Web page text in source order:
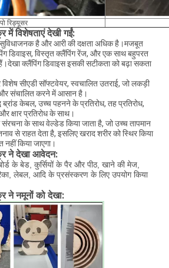
रिड्यूसर
में विशेषताएं देखी गईं:
है और आरी की दक्षता अधिक है।मजबूत
डिवाइस, विस्तृत क्लैंपिंग रेंज, और एक साथ बहुपरत
क्लैंपिंग डिवाइस इसकी सटीकता को बढ़ा सकता
सीएडी सॉफ्टवेयर, स्वचालित उतराई, जो लकड़ी
संचालित करने में आसान है।
केबल, उच्च पहनने के प्रतिरोध, तह प्रतिरोध,
क्षार प्रतिरोध के साथ।
के साथ वेल्डेड किया जाता है, जो उच्च तापमान
से राहत देता है, इसलिए खराद शरीर को स्थिर किया
किया जाएगा।
ने देखा आवेदन:
के बेड, कुर्सियों के पैर और पीठ, खाने की मेज,
लेबल, आदि के प्रसंस्करण के लिए उपयोग किया
ने नमूनों को देखा: